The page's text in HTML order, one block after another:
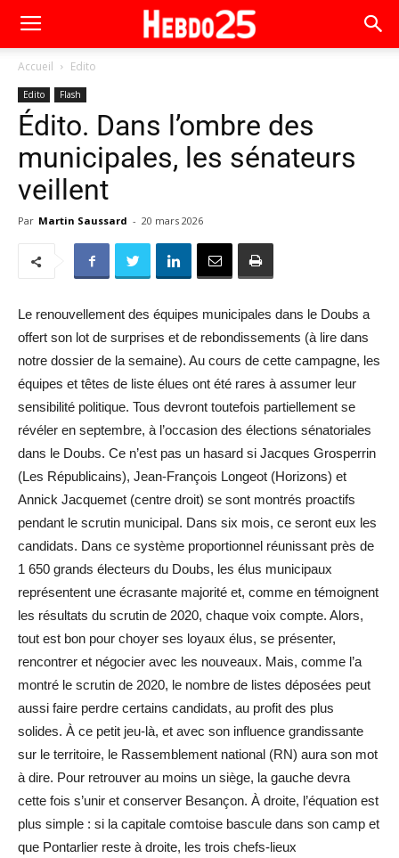
Accueil Edito
Edito Flash
Édito. Dans l’ombre des
municipales, les sénateurs
veillent
Par Martin Saussard - 20 mars 2026
Le renouvellement des équipes municipales dans le Doubs a
offert son lot de surprises et de rebondissements (à lire dans
notre dossier de la semaine). Au cours de cette campagne, les
équipes et têtes de liste élues ont été rares à assumer leur
sensibilité politique. Tous devront toutefois partiellement se
révéler en septembre, à l’occasion des élections sénatoriales
dans le Doubs. Ce n’est pas un hasard si Jacques Grosperrin
(Les Républicains), Jean-François Longeot (Horizons) et
Annick Jacquemet (centre droit) se sont montrés proactifs
pendant le scrutin municipal. Dans six mois, ce seront eux les
candidats. Dans ce système proportionnel réunissant près de
1 650 grands électeurs du Doubs, les élus municipaux
représentent une écrasante majorité et, comme en témoignent
les résultats du scrutin de 2020, chaque voix compte. Alors,
tout est bon pour choyer ses loyaux élus, se présenter,
rencontrer et négocier avec les nouveaux. Mais, comme l’a
montré le scrutin de 2020, le nombre de listes déposées peut
aussi faire perdre certains candidats, au profit des plus
solides. À ce petit jeu-là, et avec son influence grandissante
sur le territoire, le Rassemblement national (RN) aura son mot
à dire. Pour retrouver au moins un siège, la gauche devra
cette fois s’unir et conserver Besançon. À droite, l’équation est
plus simple : si la capitale comtoise bascule dans son camp et
que Pontarlier reste à droite, les trois chefs-lieux